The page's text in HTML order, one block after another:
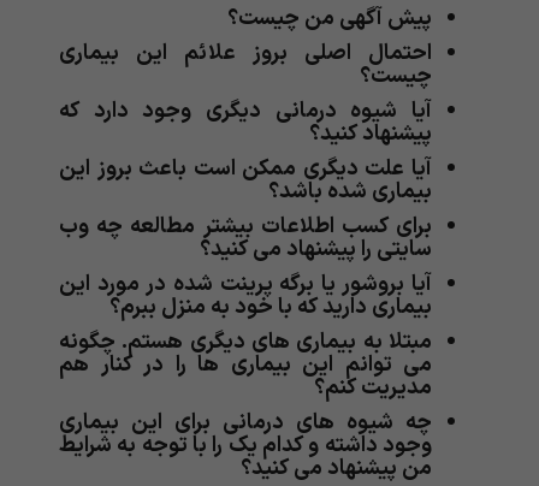
پیش آگهی من چیست؟
احتمال اصلی بروز علائم این بیماری
چیست؟
آیا شیوه درمانی دیگری وجود دارد که
پیشنهاد کنید؟
آیا علت دیگری ممکن است باعث بروز این
بیماری شده باشد؟
برای کسب اطلاعات بیشتر مطالعه چه وب
سایتی را پیشنهاد می کنید؟
آیا بروشور یا برگه پرینت شده در مورد این
بیماری دارید که با خود به منزل ببرم؟
مبتلا به بیماری های دیگری هستم. چگونه
می توانم این بیماری ها را در کنار هم
مدیریت کنم؟
چه شیوه های درمانی برای این بیماری
وجود داشته و کدام یک را با توجه به شرایط
من پیشنهاد می کنید؟